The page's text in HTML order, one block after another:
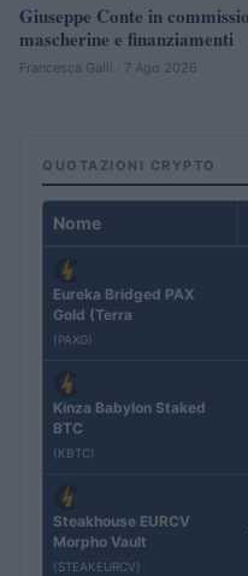
Giuseppe Conte in
mascherine e finanziamenti
Francesca Galli · 7 Ago 2026
QUOTAZIONI CRYPTO
Nome
Eureka Bridged PAX
Gold (Terra
(PAXG)
Kinza Babylon Staked
BTC
(KBTC)
Steakhouse EURCV
Morpho Vault
(STEAKEURCV)